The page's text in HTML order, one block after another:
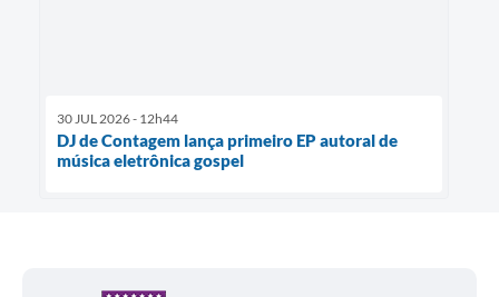
30 JUL 2026 - 12h44
DJ de Contagem lança primeiro EP autoral de
música eletrônica gospel